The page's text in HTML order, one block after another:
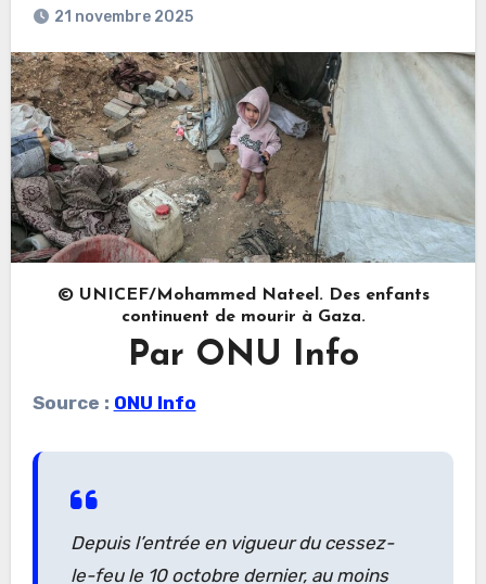
21 novembre 2025
© UNICEF/Mohammed Nateel. Des enfants
continuent de mourir à Gaza.
Par ONU Info
Source : ONU Info
Depuis l’entrée en vigueur du cessez-
le-feu le 10 octobre dernier, au moins